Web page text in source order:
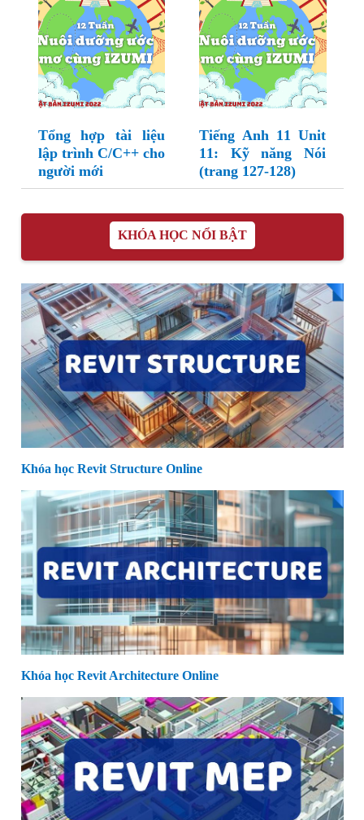
Tổng hợp tài liệu
lập trình C/C++ cho
người mới
Tiếng Anh 11 Unit
11: Kỹ năng Nói
(trang 127-128)
KHÓA HỌC NỔI BẬT
Khóa học Revit Structure Online
Khóa học Revit Architecture Online